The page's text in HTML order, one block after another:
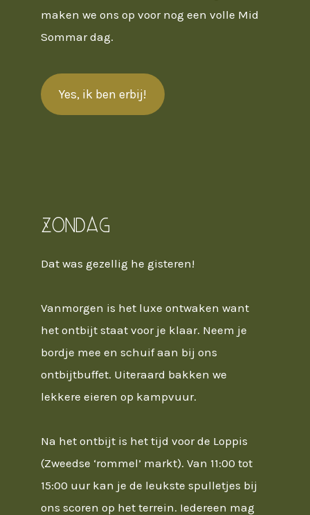
maken we ons op voor nog een volle Mid
Sommar dag.
Yes, ik ben erbij!
Zondag
Dat was gezellig he gisteren!
Vanmorgen is het luxe ontwaken want
het ontbijt staat voor je klaar. Neem je
bordje mee en schuif aan bij ons
ontbijtbuffet. Uiteraard bakken we
lekkere eieren op kampvuur.
Na het ontbijt is het tijd voor de Loppis
(Zweedse ‘rommel’ markt). Van 11:00 tot
15:00 uur kan je de leukste spulletjes bij
ons scoren op het terrein. Iedereen mag